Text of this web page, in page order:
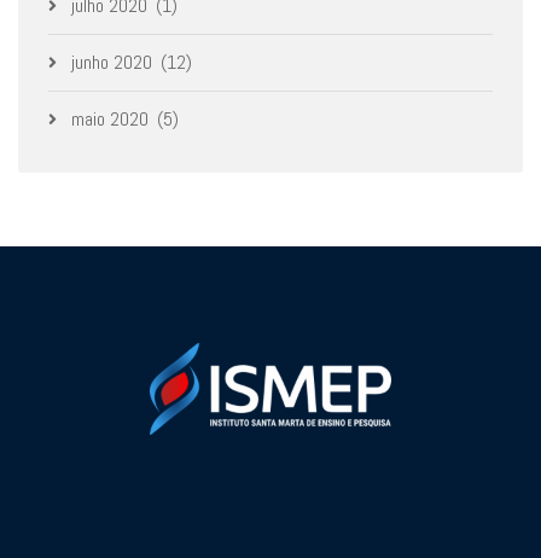
julho 2020 (1)
junho 2020 (12)
maio 2020 (5)